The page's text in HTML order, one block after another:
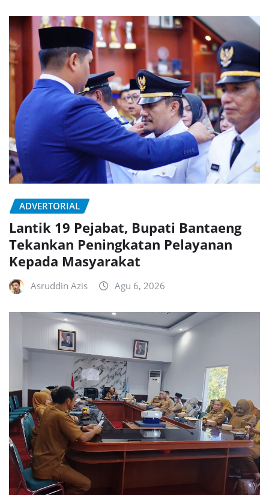
ADVERTORIAL
Lantik 19 Pejabat, Bupati Bantaeng
Tekankan Peningkatan Pelayanan
Kepada Masyarakat
Asruddin Azis Agu 6, 2026